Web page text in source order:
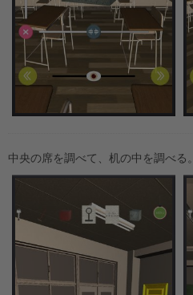
中央の席を調べて、机の中を調べる。